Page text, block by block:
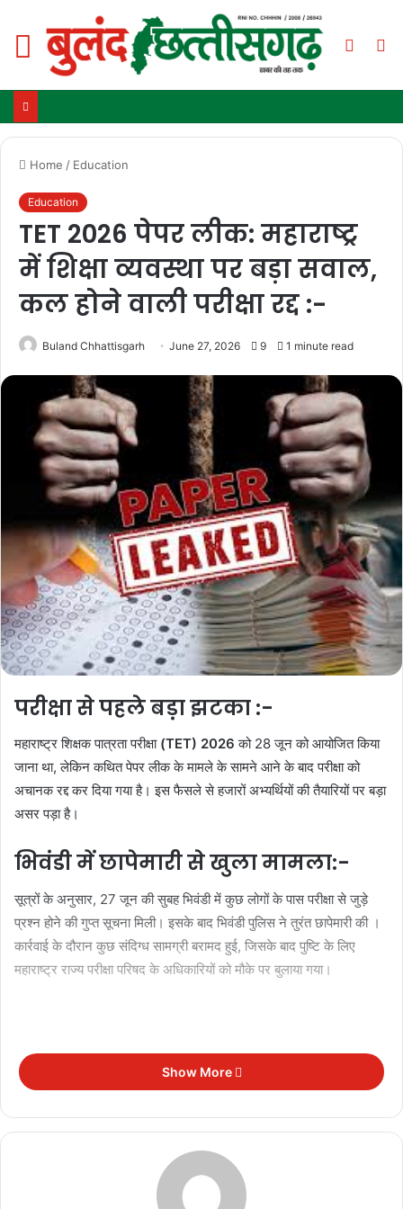
Menu
Switch
Home / Education
Education
TET 2026 पेपर लीक: महाराष्ट्र
में शिक्षा व्यवस्था पर बड़ा सवाल,
कल होने वाली परीक्षा रद्द :-
Buland Chhattisgarh June 27, 2026 9 1 minute read
परीक्षा से पहले बड़ा झटका:-
महाराष्ट्र शिक्षक पात्रता परीक्षा (TET) 2026 को 28 जून को आयोजित किया
जाना था, लेकिन कथित पेपर लीक के मामले के सामने आने के बाद परीक्षा को
अचानक रद्द कर दिया गया है। इस फैसले से हजारों अभ्यर्थियों की तैयारियों पर बड़ा
असर पड़ा है।
भिवंडी में छापेमारी से खुला मामला:-
सूत्रों के अनुसार, 27 जून की सुबह भिवंडी में कुछ लोगों के पास परीक्षा से जुड़े
प्रश्न होने की गुप्त सूचना मिली। इसके बाद भिवंडी पुलिस ने तुरंत छापेमारी की ।
कार्रवाई के दौरान कुछ संदिग्ध सामग्री बरामद हुई, जिसके बाद पुष्टि के लिए
महाराष्ट्र राज्य परीक्षा परिषद के अधिकारियों को मौके पर बुलाया गया।
Show More